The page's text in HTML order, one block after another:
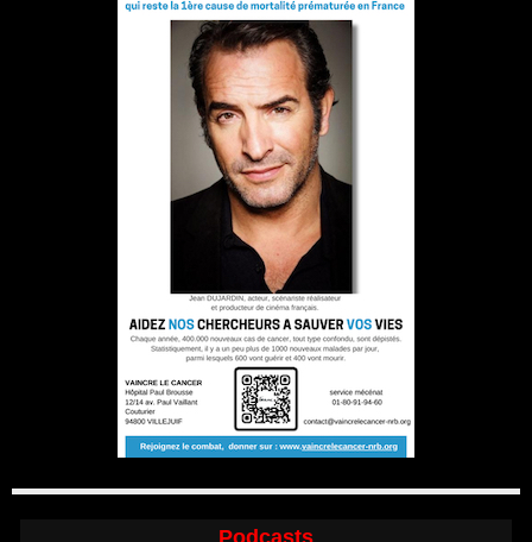
Podcasts